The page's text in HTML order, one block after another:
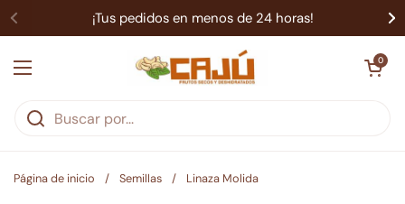
Ir al contenido ¡Tus pedidos en menos de 24 horas!
Abrir menú
Abrir carrito
0
Página de inicio / Semillas / Linaza Molida